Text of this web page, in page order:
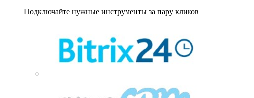
Подключайте нужные инструменты за пару кликов